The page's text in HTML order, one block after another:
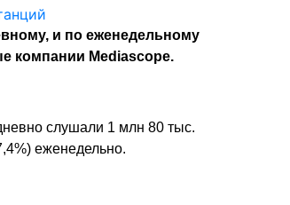
и по еженедельному
компании Mediascope.
слушали 1 млн 80 тыс.
еженедельно.